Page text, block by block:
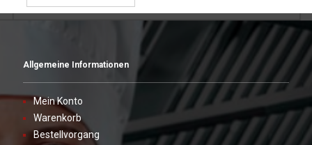
Allgemeine Informationen
Mein Konto
Warenkorb
Bestellvorgang